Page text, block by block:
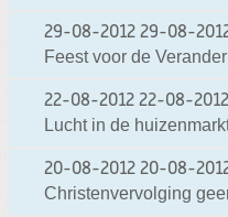
29-08-2012 29-08-
Feest voor de
22-08-2012 22-08-
Lucht in de
20-08-2012 20-08-
Christenvervolging